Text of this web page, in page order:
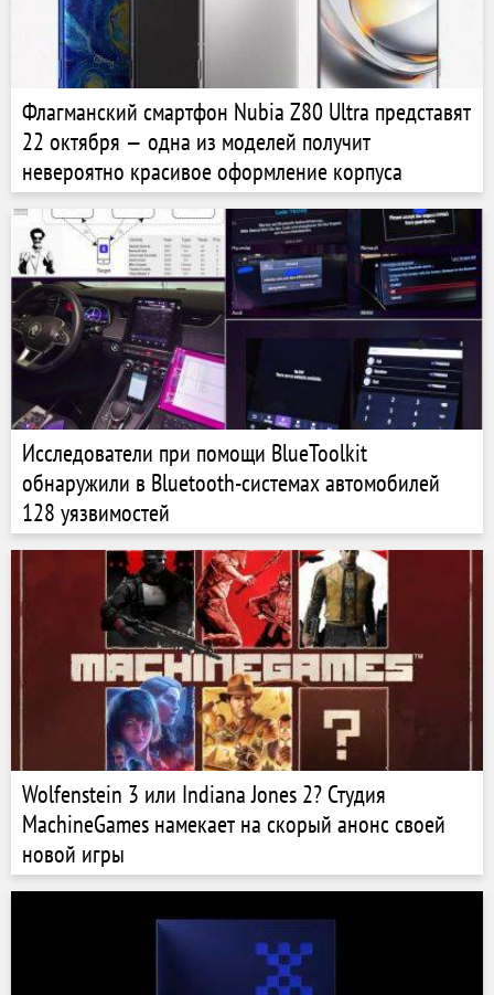
Флагманский смартфон Nubia Z80 Ultra представят
22 октября — одна из моделей получит
невероятно красивое оформление корпуса
Исследователи при помощи BlueToolkit
обнаружили в Bluetooth-системах автомобилей
128 уязвимостей
Wolfenstein 3 или Indiana Jones 2? Студия
MachineGames намекает на скорый анонс своей
новой игры